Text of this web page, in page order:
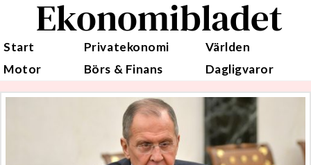
Ekonomibladet
Start Privatekonomi
Världen
Motor
Börs & Finans Dagligvaror